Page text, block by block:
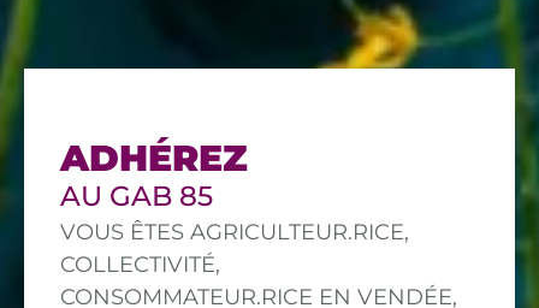
ADHÉREZ
AU GAB 85
VOUS ÊTES AGRICULTEUR.RICE,
COLLECTIVITÉ,
CONSOMMATEUR.RICE EN VENDÉE,